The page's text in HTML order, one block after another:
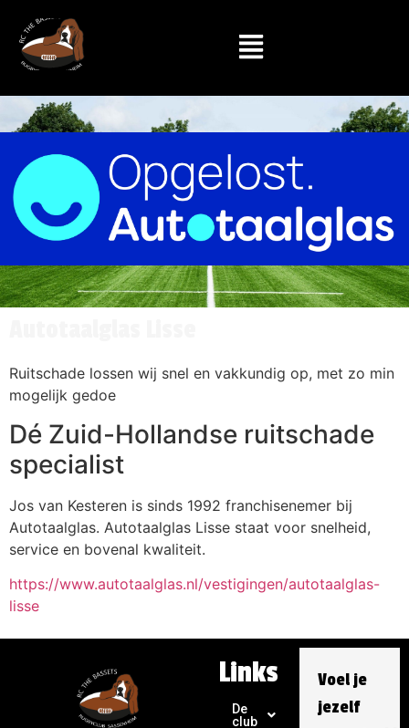
Ruitschade lossen wij snel en vakkundig op, met zo min
mogelijk gedoe
Dé Zuid-Hollandse ruitschade
specialist
Jos van Kesteren is sinds 1992 franchisenemer bij
Autotaalglas. Autotaalglas Lisse staat voor snelheid,
service en bovenal kwaliteit.
https://www.autotaalglas.nl/vestigingen/autotaalglas-
lisse
Links
De
club
Voel je
jezelf